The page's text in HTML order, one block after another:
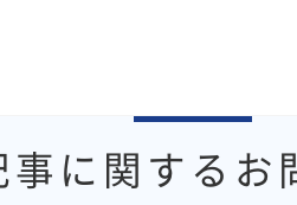
事に関するお